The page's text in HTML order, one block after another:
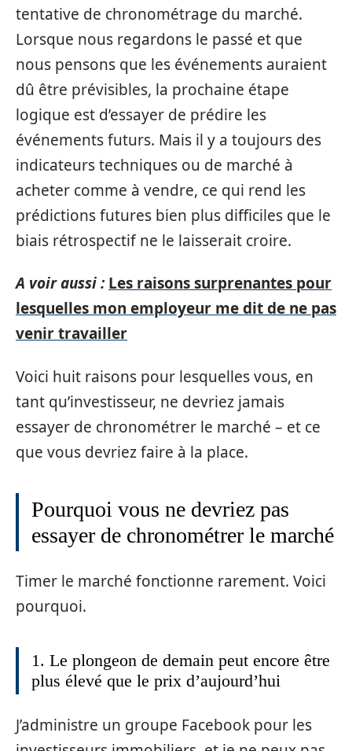
tentative de chronométrage du marché.
Lorsque nous regardons le passé et que
nous pensons que les événements auraient
dû être prévisibles, la prochaine étape
logique est d’essayer de prédire les
événements futurs. Mais il y a toujours des
indicateurs techniques ou de marché à
acheter comme à vendre, ce qui rend les
prédictions futures bien plus difficiles que le
biais rétrospectif ne le laisserait croire.
A voir aussi : Les raisons surprenantes pour
lesquelles mon employeur me dit de ne pas
venir travailler
Voici huit raisons pour lesquelles vous, en
tant qu’investisseur, ne devriez jamais
essayer de chronométrer le marché – et ce
que vous devriez faire à la place.
Pourquoi vous ne devriez pas
essayer de chronométrer le marché
Timer le marché fonctionne rarement. Voici
pourquoi.
1. Le plongeon de demain peut encore être
plus élevé que le prix d’aujourd’hui
J’administre un groupe Facebook pour les